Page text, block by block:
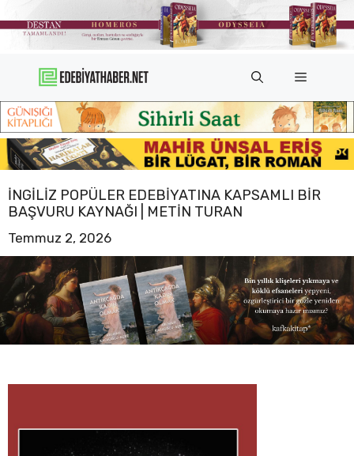
atla
Menü
İNGILIZ POPÜLER EDEBIYATINA KAPSAMLI BIR
BAŞVURU KAYNAĞI | METIN TURAN
Temmuz 2, 2026